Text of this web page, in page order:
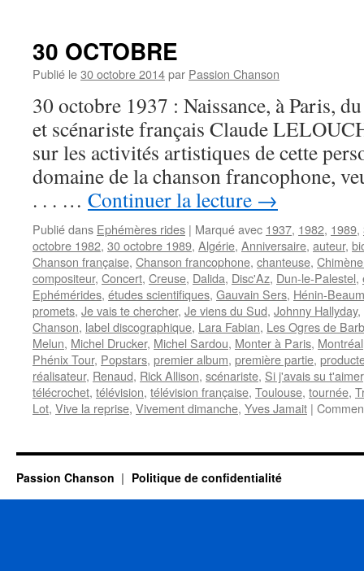
30 OCTOBRE
Publié le30 octobre 2014par Passion Chanson
30 octobre 1937 : Naissance, à Paris,
et scénariste français Claude
sur les activités artistiques de cette
domaine de la chanson francophone,
. . . … Continuer la lecture →
Publié dans Ephémères rides | Marqué avec 1937, 1982, 1989,
octobre 1982, 30 octobre 1989, Algérie, Anniversaire, auteur,
Chanson française, Chanson francophone, chanteuse,
compositeur, Concert, Creuse, Dalida, Disc'Az, Dun-le-Palestel,
Ephémérides, études scientifiques, Gauvain Sers, Hénin-
promets, Je vais te chercher, Je viens du Sud, Johnny Hallyday,
Chanson, label discographique, Lara Fabian, Les Ogres de
Melun, Michel Drucker, Michel Sardou, Monter à Paris, Montréal
Phénix Tour, Popstars, premier album, première partie,
réalisateur, Renaud, Rick Allison, scénariste, Si j'avais su t'aimer
télécrochet, télévision, télévision française, Toulouse, tournée,
Lot, Vive la reprise, Vivement dimanche, Yves Jamait |
Passion Chanson Politique de confidentialité